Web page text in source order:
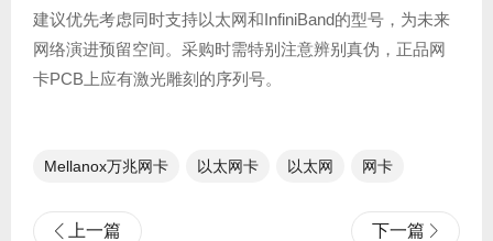
建议优先考虑同时支持以太网和InfiniBand的型号，为未来
网络演进预留空间。采购时需特别注意辨别真伪，正品网
卡PCB上应有激光雕刻的序列号。
Mellanox万兆网卡 以太网卡 以太网 网卡
上一篇 下一篇